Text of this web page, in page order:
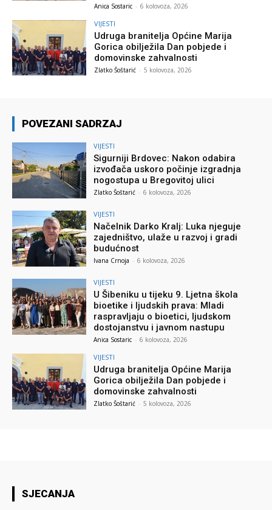
Anica Sostaric - 6 kolovoza, 2026
VIJESTI
Udruga branitelja Općine Marija
Gorica obilježila Dan pobjede i
domovinske zahvalnosti
Zlatko Šoštarić - 5 kolovoza, 2026
POVEZANI SADRZAJ
VIJESTI
Sigurniji Brdovec: Nakon odabira
izvođača uskoro počinje izgradnja
nogostupa u Bregovitoj ulici
Zlatko Šoštarić - 6 kolovoza, 2026
VIJESTI
Načelnik Darko Kralj: Luka njeguje
zajedništvo, ulaže u razvoj i gradi
budućnost
Ivana Crnoja - 6 kolovoza, 2026
VIJESTI
U Šibeniku u tijeku 9. Ljetna škola
bioetike i ljudskih prava: Mladi
raspravljaju o bioetici, ljudskom
dostojanstvu i javnom nastupu
Anica Sostaric - 6 kolovoza, 2026
VIJESTI
Udruga branitelja Općine Marija
Gorica obilježila Dan pobjede i
domovinske zahvalnosti
Zlatko Šoštarić - 5 kolovoza, 2026
SJECANJA